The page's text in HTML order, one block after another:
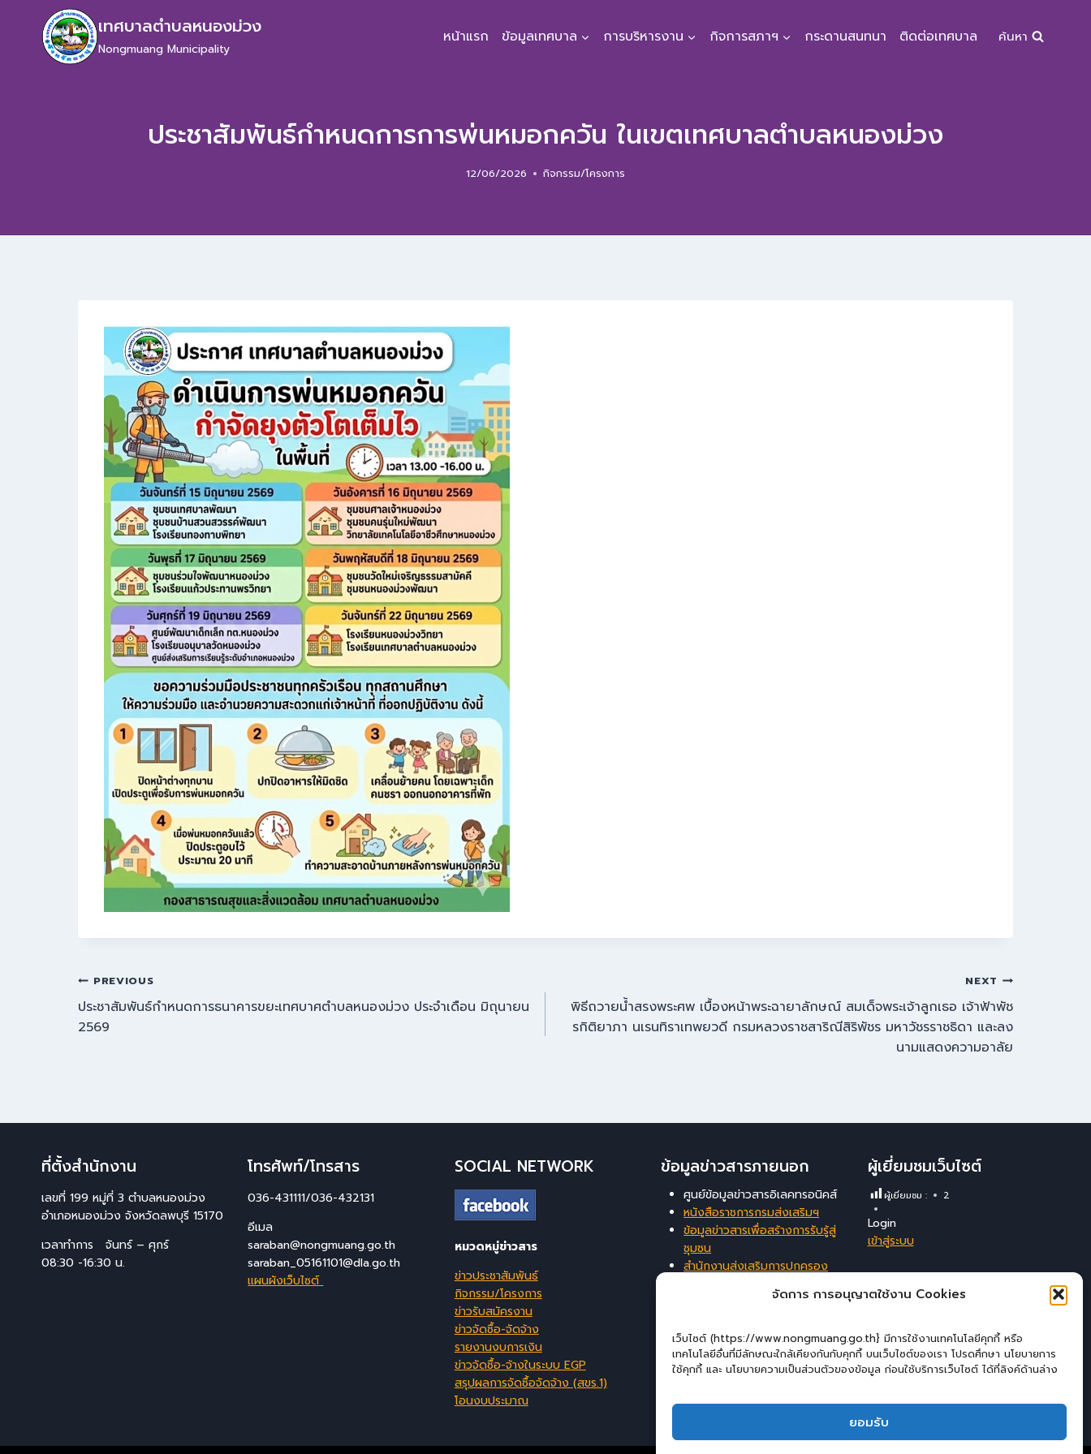
จัดการ การอนุญาตใช้งาน Cookies
เว็บไซต์ (https://www.nongmuang.go.th} มีการใช้งานเทคโนโลยีคุกกี้ หรือ
เทคโนโลยีอื่นที่มีลักษณะใกล้เคียงกันกับคุกกี้ บนเว็บไซต์ของเรา โปรดศึกษา นโยบายการ
ใช้คุกกี้ และ นโยบายความเป็นส่วนตัวของข้อมูล ก่อนใช้บริการเว็บไซต์ ได้ที่ลิงค์ด้านล่าง
ยอมรับ
เทศบาลตำบลหนองม่วง
Nongmuang Municipality
หน้าแรก ข้อมูลเทศบาล การบริหารงาน กิจการสภาฯ กระดานสนทนา ติดต่อเทศบาล ค้นหา
ประชาสัมพันธ์กำหนดการการพ่นหมอกควัน ในเขตเทศบาลตำบลหนองม่วง
12/06/2026 กิจกรรม/โครงการ
PREVIOUS
ประชาสัมพันธ์กำหนดการธนาคารขยะเทศบาศตำบลหนองม่วง ประจำเดือน มิถุนายน
2569
NEXT
พิธีถวายน้ำสรงพระศพ เบื้องหน้าพระฉายาลักษณ์ สมเด็จพระเจ้าลูกเธอ เจ้าฟ้าพัช
รกิติยาภา นเรนทิราเทพยวดี กรมหลวงราชสาริณีสิริพัชร มหาวัชรราชธิดา และลง
นามแสดงความอาลัย
ที่ตั้งสำนักงาน
เลขที่ 199 หมู่ที่ 3 ตำบลหนองม่วง
อำเภอหนองม่วง จังหวัดลพบุรี 15170
เวลาทำการ จันทร์ – ศุกร์
08:30 -16:30 น.
โทรศัพท์/โทรสาร
036-431111/036-432131
อีเมล
saraban@nongmuang.go.th
saraban_05161101@dla.go.th
แผนผังเว็บไซต์
SOCIAL NETWORK
หมวดหมู่ข่าวสาร
ข่าวประชาสัมพันธ์
กิจกรรม/โครงการ
ข่าวรับสมัครงาน
ข่าวจัดซื้อ-จัดจ้าง
รายงานงบการเงิน
ข่าวจัดซื้อ-จ้างในระบบ EGP
สรุปผลการจัดซื้อจัดจ้าง (สขร.1)
โอนงบประมาณ
ข้อมูลข่าวสารภายนอก
ศูนย์ข้อมูลข่าวสารอิเลคทรอนิคส์
หนังสือราชการกรมส่งเสริมฯ
ข้อมูลข่าวสารเพื่อสร้างการรับรู้สู่
ชุมชน
สำนักงานส่งเสริมการปกครอง
ระบบสารสนเทศสนับสนุนการ
ผู้เยี่ยมชมเว็บไซต์
ผู้เยี่ยมชม : 2
Login
เข้าสู่ระบบ
ติดต่อ เทศบาลตำบลหนองม่วง